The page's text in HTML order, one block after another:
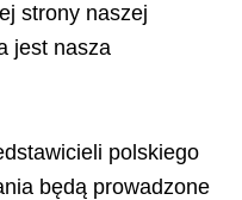
strony naszej
jest nasza
polskiego
będą prowadzone